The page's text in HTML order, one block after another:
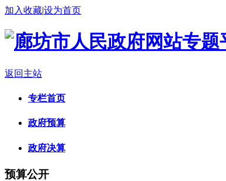
加入收藏|设为首页
返回主站
专栏首页
政府预算
政府决算
预算公开